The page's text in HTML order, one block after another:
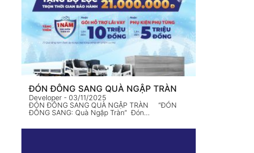
ĐÓN ĐÔNG SANG QUÀ NGẬP TRÀN
Developer - 03/11/2025
ĐÓN ĐÔNG SANG QUÀ NGẬP TRÀN “ĐÓN
ĐÔNG SANG: Quà Ngập Tràn” Đón…